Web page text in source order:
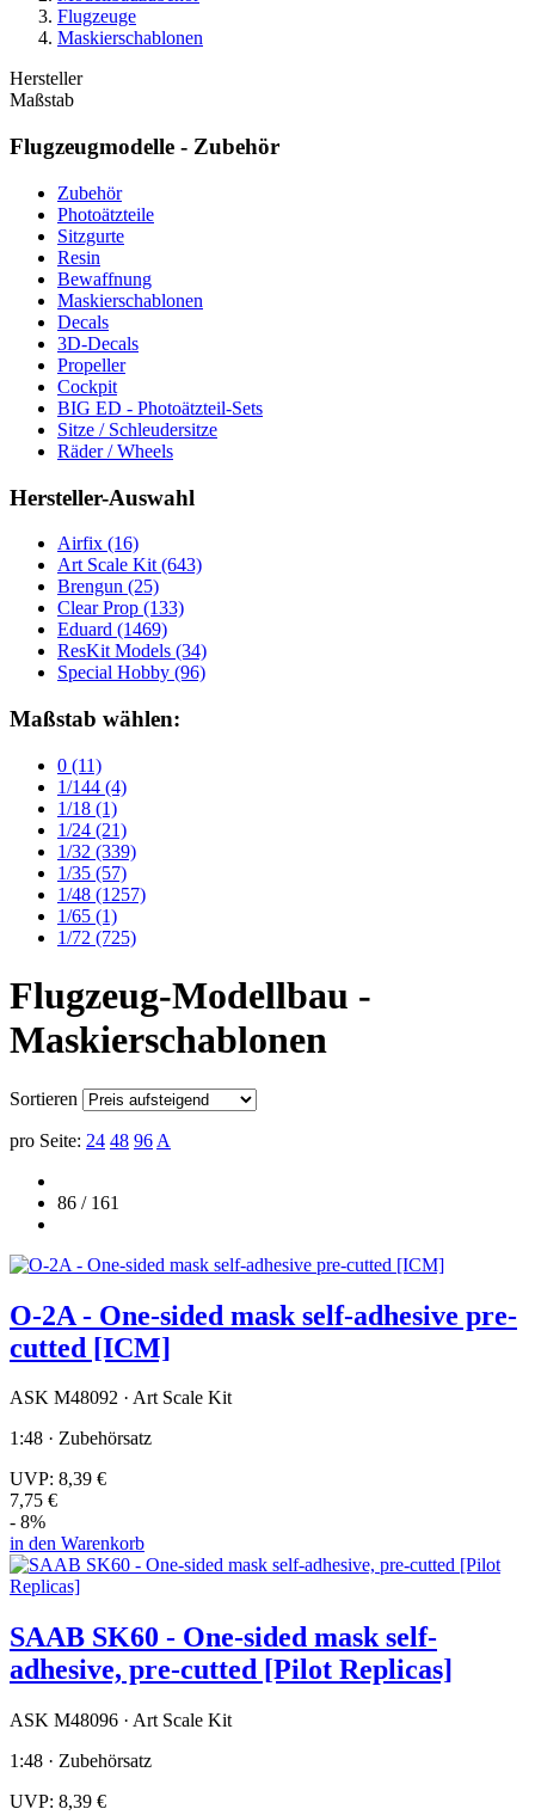
Flugzeuge
Maskierschablonen
Hersteller
Maßstab
Flugzeugmodelle - Zubehör
Zubehör
Photoätzteile
Sitzgurte
Resin
Bewaffnung
Maskierschablonen
Decals
3D-Decals
Propeller
Cockpit
BIG ED - Photoätzteil-Sets
Sitze / Schleudersitze
Räder / Wheels
Hersteller-Auswahl
Airfix (16)
Art Scale Kit (643)
Brengun (25)
Clear Prop (133)
Eduard (1469)
ResKit Models (34)
Special Hobby (96)
Maßstab wählen:
0 (11)
1/144 (4)
1/18 (1)
1/24 (21)
1/32 (339)
1/35 (57)
1/48 (1257)
1/65 (1)
1/72 (725)
Flugzeug-Modellbau -
Maskierschablonen
Sortieren
pro Seite: 24 48 96 A
86 / 161
O-2A - One-sided mask self-adhesive pre-
cutted [ICM]
ASK M48092 · Art Scale Kit
1:48 · Zubehörsatz
UVP: 8,39 €
7,75 €
- 8%
in den Warenkorb
SAAB SK60 - One-sided mask self-
adhesive, pre-cutted [Pilot Replicas]
ASK M48096 · Art Scale Kit
1:48 · Zubehörsatz
UVP: 8,39 €